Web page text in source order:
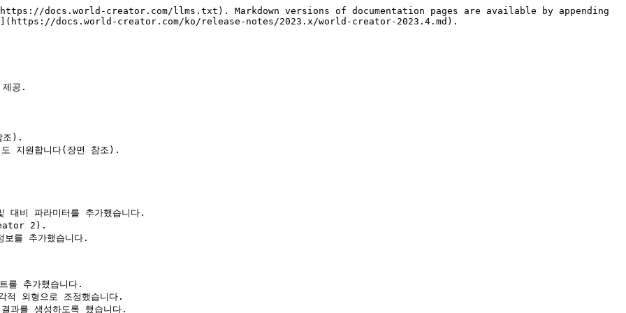
docs.world-creator.com/llms.txt). Markdown versions of documentation pages are available by appending
docs.world-creator.com/ko/release-notes/2023.x/world-creator-2023.4.md).
공.
조).
지원합니다(장면 참조).
비 파라미터를 추가했습니다.
2).
를 추가했습니다.
를 추가했습니다.
외형으로 조정했습니다.
과를 생성하도록 했습니다.